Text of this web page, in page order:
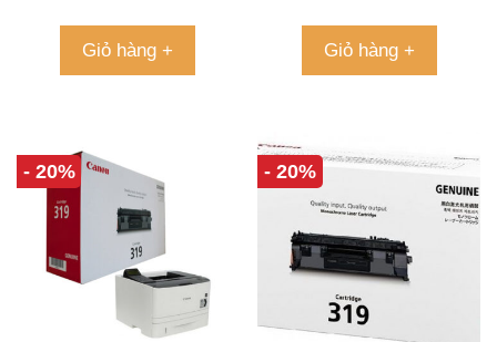
Giỏ hàng + Giỏ hàng +
- 20% - 20%